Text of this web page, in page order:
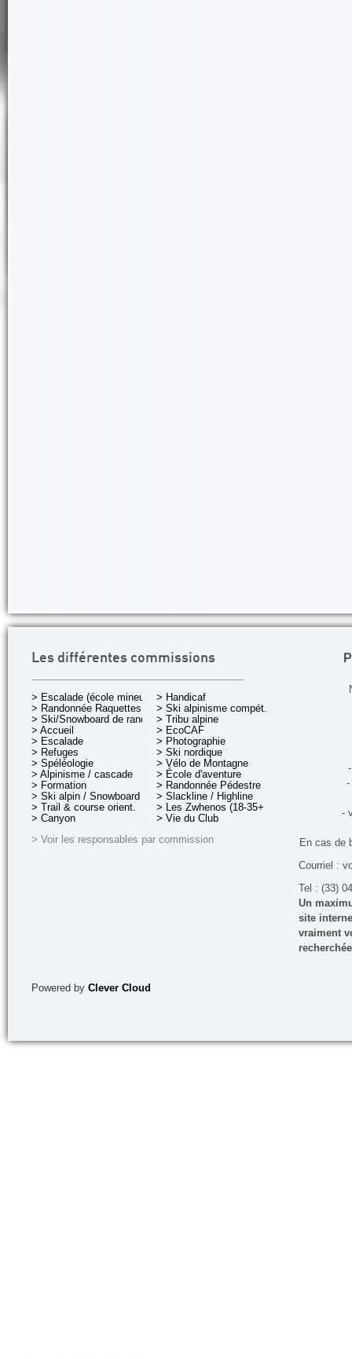
Les différentes commissions
> Escalade (école mineurs)
> Randonnée Raquettes
> Ski/Snowboard de rando.
> Accueil
> Escalade
> Refuges
> Spéléologie
> Alpinisme / cascade
> Formation
> Ski alpin / Snowboard
> Trail & course orient.
> Canyon
> Handicaf
> Ski alpinisme compét.
> Tribu alpine
> EcoCAF
> Photographie
> Ski nordique
> Vélo de Montagne
> École d'aventure
> Randonnée Pédestre
> Slackline / Highline
> Les Zwhenos (18-35+ ans)
> Vie du Club
> Voir les responsables par commission
-
-
En cas de
Courriel :
Tel : (33)
Un
site
vraiment
Powered by Clever Cloud